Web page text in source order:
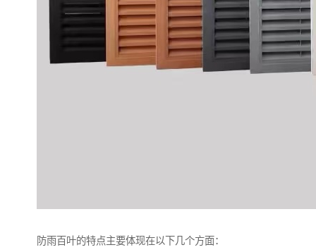
防雨百叶的特点主要体现在以下几个方面：